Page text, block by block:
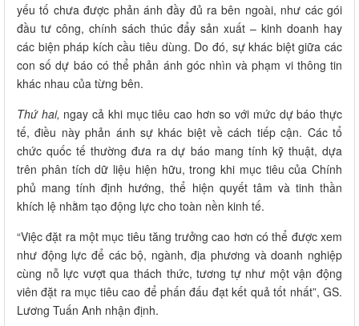
yếu tố chưa được phản ánh đầy đủ ra bên ngoài, như các gói
đầu tư công, chính sách thúc đẩy sản xuất – kinh doanh hay
các biện pháp kích cầu tiêu dùng. Do đó, sự khác biệt giữa các
con số dự báo có thể phản ánh góc nhìn và phạm vi thông tin
khác nhau của từng bên.
Thứ hai, ngay cả khi mục tiêu cao hơn so với mức dự báo thực
tế, điều này phản ánh sự khác biệt về cách tiếp cận. Các tổ
chức quốc tế thường đưa ra dự báo mang tính kỹ thuật, dựa
trên phân tích dữ liệu hiện hữu, trong khi mục tiêu của Chính
phủ mang tính định hướng, thể hiện quyết tâm và tinh thần
khích lệ nhằm tạo động lực cho toàn nền kinh tế.
“Việc đặt ra một mục tiêu tăng trưởng cao hơn có thể được xem
như động lực để các bộ, ngành, địa phương và doanh nghiệp
cùng nỗ lực vượt qua thách thức, tương tự như một vận động
viên đặt ra mục tiêu cao để phấn đấu đạt kết quả tốt nhất”, GS.
Lương Tuấn Anh nhận định.